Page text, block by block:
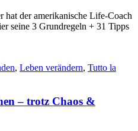
hat der amerikanische Life-Coach
seine 3 Grundregeln + 31 Tipps
, Leben verändern, Tutto la
– trotz Chaos &